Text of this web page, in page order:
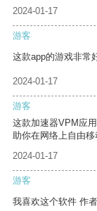
2024-01-17
游客
这款app的游戏非常
2024-01-17
游客
这款加速器VPM应
助你在网络上自由移
2024-01-17
游客
我喜欢这个软件 作